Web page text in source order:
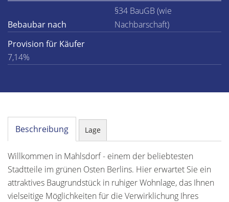
Bebaubar nach
§34 BauGB (wie
Nachbarschaft)
Provision für Käufer
7,14%
Beschreibung Lage
Willkommen in Mahlsdorf - einem der beliebtesten
Stadtteile im grünen Osten Berlins. Hier erwartet Sie ein
attraktives Baugrundstück in ruhiger Wohnlage, das Ihnen
vielseitige Möglichkeiten für die Verwirklichung Ihres